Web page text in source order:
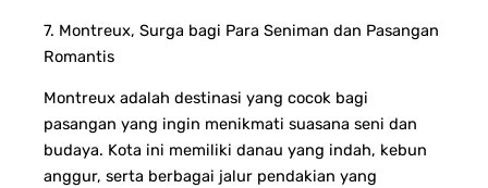
7. Montreux, Surga bagi Para Seniman dan Pasangan
Romantis
Montreux adalah destinasi yang cocok bagi
pasangan yang ingin menikmati suasana seni dan
budaya. Kota ini memiliki danau yang indah, kebun
anggur, serta berbagai jalur pendakian yang